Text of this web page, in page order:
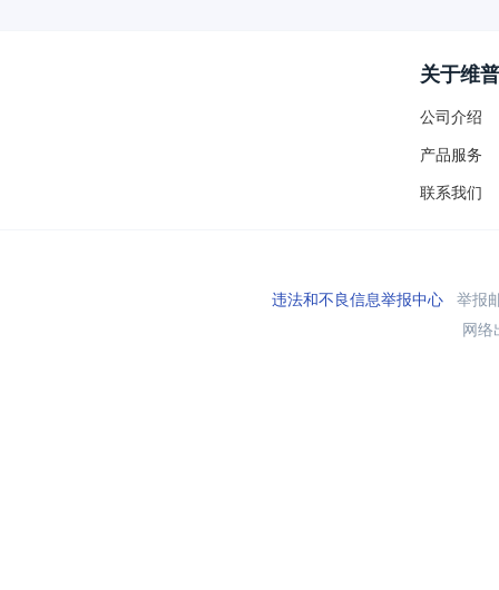
关于维普
公司介绍
产品服务
联系我们
违法和不良信息举报中心举报
网